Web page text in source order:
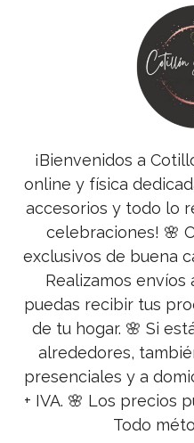
¡Bienvenidos a
online y física
accesorios y todo lo
celebraciones! 🌸
exclusivos de buena
Realizamos envíos
puedas recibir tus
de tu hogar. 🌸 Si
alrededores,
presenciales y a
+ IVA. 🌸 Los precios
Todo